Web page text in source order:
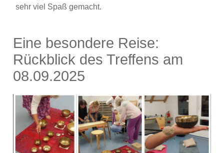
sehr viel Spaß gemacht.
Eine besondere Reise:
Rückblick des Treffens am
08.09.2025